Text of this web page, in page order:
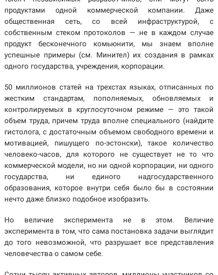
продуктами одной коммерческой компании. Даже
общественная сеть, со всей инфраструктурой, с
собственным стеком протоколов — не в каждом случае
продукт бесконечного комьюнити, мы знаем вполне
успешные примеры (см. Минител) их создания в рамках
одного государства, учреждения, корпорации.
50 миллионов статей на трехстах языках, отписанных по
жестким стандартам, пополняемых, обновляемых и
контролируемых в круглосуточном режиме — это такой
объем труда, причем труда вполне специального (найдите
гистолога, с достаточным объемом свободного времени и
мотивацией, пишущего по-эстонски), такое количество
человеко-часов, для которого не существует не то что
коммерческой модели, но ни одной корпорации, ни одного
государства, ни единого надгосударственного
образования, которое внутри себя было бы в состоянии
нечто даже близко подобное изобразить.
Но величие эксперимента не в этом. Величие
эксперимента в том, что сама постановка задачи выглядит
до того невозможной, что разрушает все представления
человечества о самом себе.